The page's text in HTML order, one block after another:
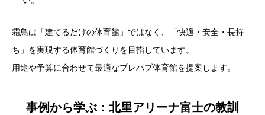
霜鳥は「建てるだけの体育館」ではなく、「快適・安全・長持
ち」を実現する体育館づくりを目指しています。
用途や予算に合わせて最適なプレハブ体育館を提案します。
事例から学ぶ：北里アリーナ富士の教訓